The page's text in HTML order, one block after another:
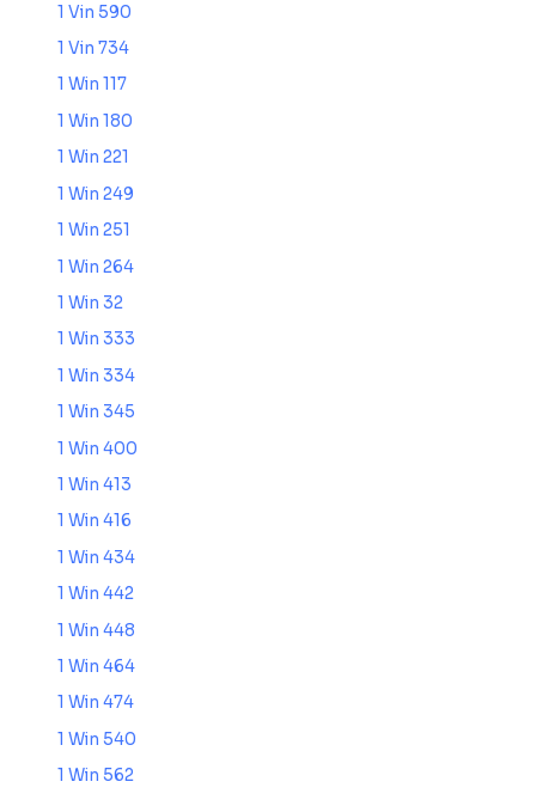
1 Vin 590
1 Vin 734
1 Win 117
1 Win 180
1 Win 221
1 Win 249
1 Win 251
1 Win 264
1 Win 32
1 Win 333
1 Win 334
1 Win 345
1 Win 400
1 Win 413
1 Win 416
1 Win 434
1 Win 442
1 Win 448
1 Win 464
1 Win 474
1 Win 540
1 Win 562